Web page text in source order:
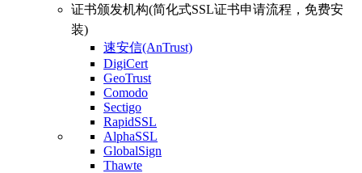
证书颁发机构(简化式SSL证书申请流程，免费安
装)
速安信(AnTrust)
DigiCert
GeoTrust
Comodo
Sectigo
RapidSSL
AlphaSSL
GlobalSign
Thawte